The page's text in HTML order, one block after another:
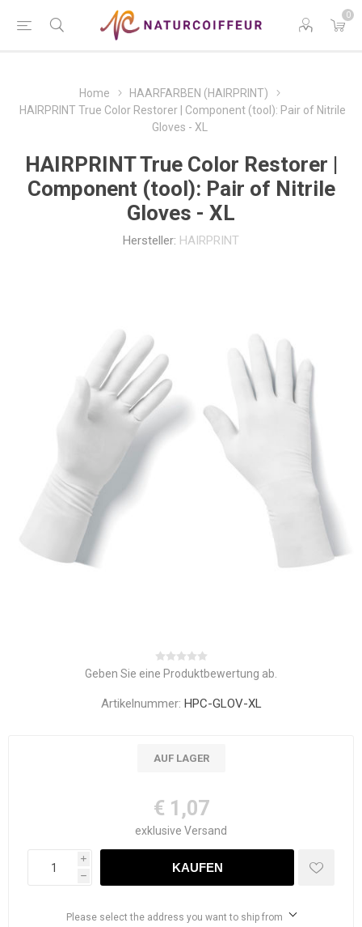
0
Home
HAARFARBEN (HAIRPRINT)
HAIRPRINT True Color Restorer | Component (tool): Pair of Nitrile
Gloves - XL
HAIRPRINT True Color Restorer |
Component (tool): Pair of Nitrile
Gloves - XL
Hersteller: HAIRPRINT
Geben Sie eine Produktbewertung ab.
Artikelnummer: HPC-GLOV-XL
AUF LAGER
€ 1,07
exklusive Versand
i
h
Please select the address you want to ship from